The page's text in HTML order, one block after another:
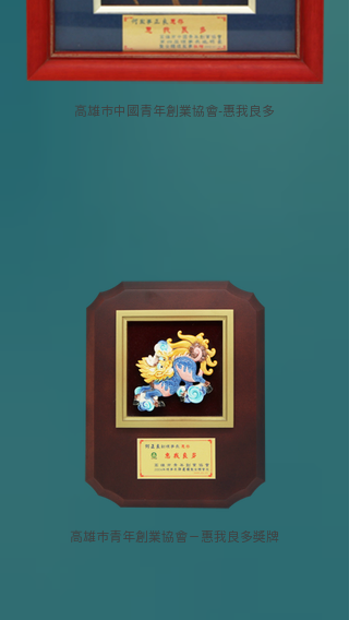
高雄市中國青年創業協會-惠我良多
高雄市青年創業協會－惠我良多獎牌